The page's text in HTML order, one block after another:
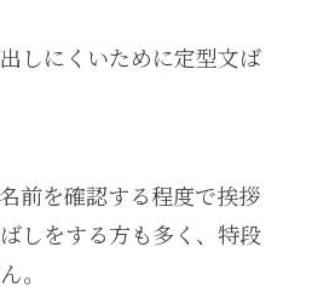
しにくいために定型文ば
前を確認する程度で挨拶
しをする方も多く、特段
。